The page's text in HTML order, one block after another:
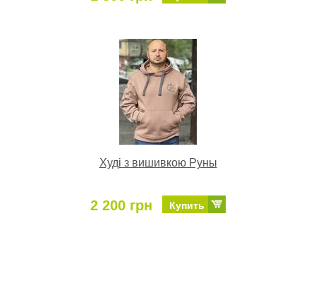
Худі з вишивкою Руны
2 200 грн Купить